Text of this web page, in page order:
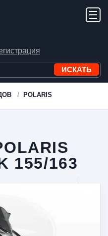
POLARIS
155/163